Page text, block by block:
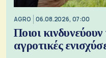
AGRO 06.08.2026, 07:00
Ποιοι
αγροτικές